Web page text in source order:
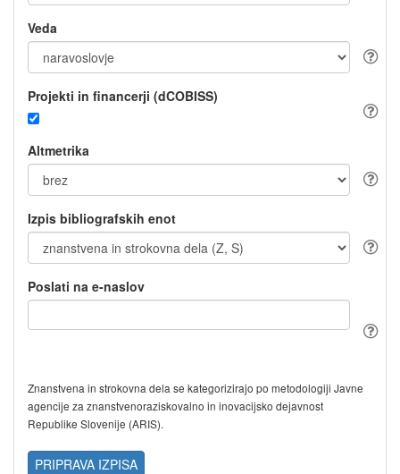
Veda
Projekti in financerji (dCOBISS)
Altmetrika
Izpis bibliografskih enot
Poslati na e-naslov
Znanstvena in strokovna dela se kategorizirajo po metodologiji Javne
agencije za znanstvenoraziskovalno in inovacijsko dejavnost
Republike Slovenije (ARIS).
PRIPRAVA IZPISA